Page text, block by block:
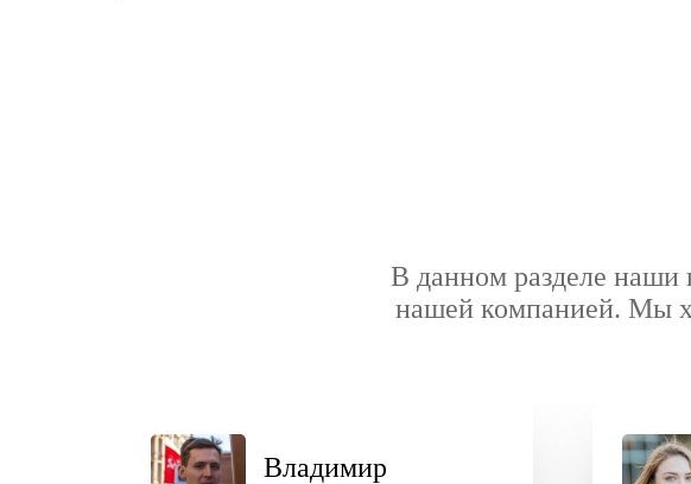
В данном разделе наши
нашей компанией. Мы
Владимир